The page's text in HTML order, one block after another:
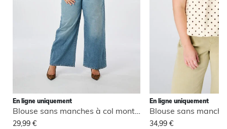
En ligne uniquement
Blouse sans manches à col montant
29,99 €
En ligne uniquement
34,99 €